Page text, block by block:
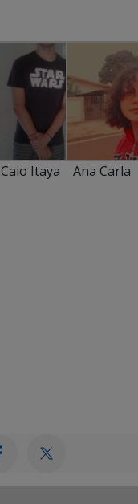
Caio Itaya Ana Carla